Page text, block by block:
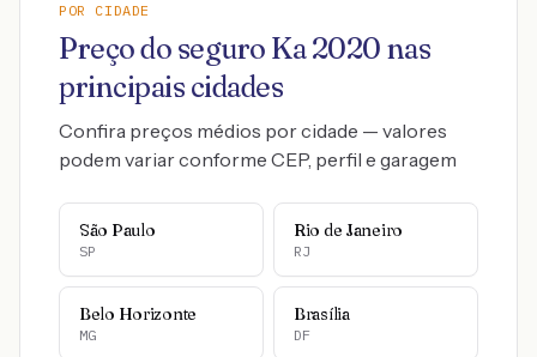
POR CIDADE
Preço do seguro Ka2020 nas
principais cidades
Confira preços médios por cidade — valores
podem variar conforme CEP, perfil e garagem
São Paulo
SP
Rio de Janeiro
RJ
Belo Horizonte
MG
Brasília
DF